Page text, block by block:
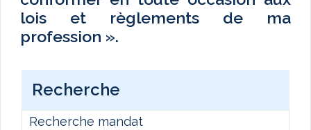
lois et règlements de ma
profession ».
Recherche
Recherche mandat